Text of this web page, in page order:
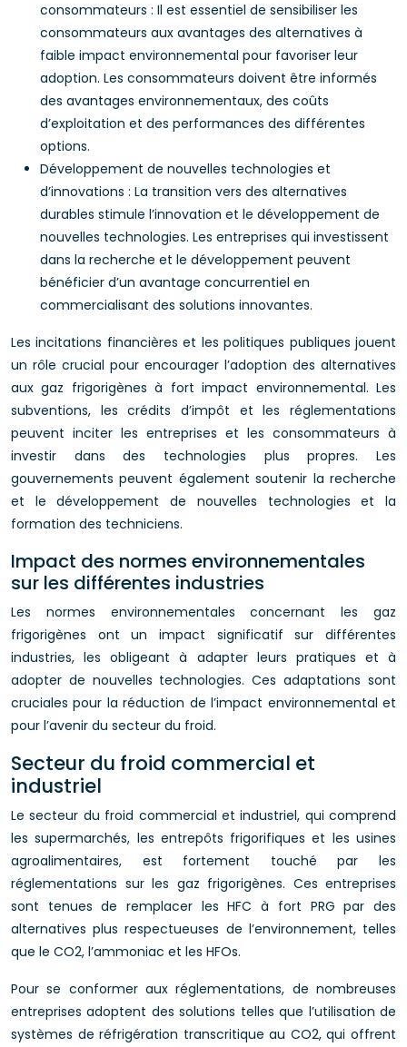
consommateurs : Il est essentiel de sensibiliser les
consommateurs aux avantages des alternatives à
faible impact environnemental pour favoriser leur
adoption. Les consommateurs doivent être informés
des avantages environnementaux, des coûts
d’exploitation et des performances des différentes
options.
Développement de nouvelles technologies et
d’innovations : La transition vers des alternatives
durables stimule l’innovation et le développement de
nouvelles technologies. Les entreprises qui investissent
dans la recherche et le développement peuvent
bénéficier d’un avantage concurrentiel en
commercialisant des solutions innovantes.
Les incitations financières et les politiques publiques jouent
un rôle crucial pour encourager l’adoption des alternatives
aux gaz frigorigènes à fort impact environnemental. Les
subventions, les crédits d’impôt et les réglementations
peuvent inciter les entreprises et les consommateurs à
investir dans des technologies plus propres. Les
gouvernements peuvent également soutenir la recherche
et le développement de nouvelles technologies et la
formation des techniciens.
Impact des normes environnementales
sur les différentes industries
Les normes environnementales concernant les gaz
frigorigènes ont un impact significatif sur différentes
industries, les obligeant à adapter leurs pratiques et à
adopter de nouvelles technologies. Ces adaptations sont
cruciales pour la réduction de l’impact environnemental et
pour l’avenir du secteur du froid.
Secteur du froid commercial et
industriel
Le secteur du froid commercial et industriel, qui comprend
les supermarchés, les entrepôts frigorifiques et les usines
agroalimentaires, est fortement touché par les
réglementations sur les gaz frigorigènes. Ces entreprises
sont tenues de remplacer les HFC à fort PRG par des
alternatives plus respectueuses de l’environnement, telles
que le CO2, l’ammoniac et les HFOs.
Pour se conformer aux réglementations, de nombreuses
entreprises adoptent des solutions telles que l’utilisation de
systèmes de réfrigération transcritique au CO2, qui offrent